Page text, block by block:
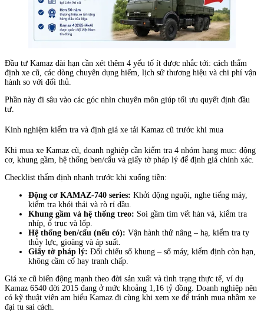
Đầu tư Kamaz dài hạn cần xét thêm 4 yếu tố ít được nhắc tới: cách thẩm
định xe cũ, các dòng chuyên dụng hiếm, lịch sử thương hiệu và chi phí vận
hành so với đối thủ.
Phần này đi sâu vào các góc nhìn chuyên môn giúp tối ưu quyết định đầu
tư.
Kinh nghiệm kiểm tra và định giá xe tải Kamaz cũ trước khi mua
Khi mua xe Kamaz cũ, doanh nghiệp cần kiểm tra 4 nhóm hạng mục: động
cơ, khung gầm, hệ thống ben/cẩu và giấy tờ pháp lý để định giá chính xác.
Checklist thẩm định nhanh trước khi xuống tiền:
Động cơ KAMAZ-740 series: Khởi động nguội, nghe tiếng máy,
kiểm tra khói thải và rò rỉ dầu.
Khung gầm và hệ thống treo: Soi gầm tìm vết hàn vá, kiểm tra
nhíp, ổ trục và lốp.
Hệ thống ben/cẩu (nếu có): Vận hành thử nâng – hạ, kiểm tra ty
thủy lực, gioăng và áp suất.
Giấy tờ pháp lý: Đối chiếu số khung – số máy, kiểm định còn hạn,
không cầm cố hay tranh chấp.
Giá xe cũ biến động mạnh theo đời sản xuất và tình trạng thực tế, ví dụ
Kamaz 6540 đời 2015 đang ở mức khoảng 1,16 tỷ đồng. Doanh nghiệp nên
có kỹ thuật viên am hiểu Kamaz đi cùng khi xem xe để tránh mua nhầm xe
đại tu sai cách.